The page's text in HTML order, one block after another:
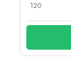
120